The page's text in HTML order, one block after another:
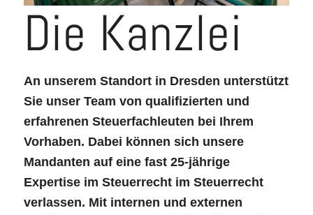
Die Kanzlei
An unserem Standort in Dresden unterstützt
Sie unser Team von qualifizierten und
erfahrenen Steuerfachleuten bei Ihrem
Vorhaben. Dabei können sich unsere
Mandanten auf eine fast 25-jährige
Expertise im Steuerrecht im Steuerrecht
verlassen. Mit internen und externen